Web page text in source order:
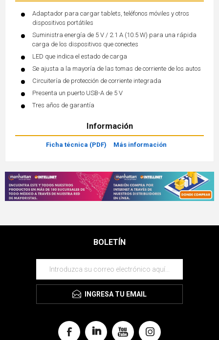
Adaptador para cargar tablets, teléfonos móviles y otros
dispositivos portátiles
Suministra energía de 5 V / 2.1 A (10.5 W) para una rápida
carga de los dispositivos que conectes
LED que indica el estado de carga
Se ajusta a la mayoría de las tomas de corriente de los autos
Circuitería de protección de corriente integrada
Presenta un puerto USB-A de 5 V
Tres años de garantía
Información
Ficha técnica (PDF) Más información
BOLETÍN
INGRESA TU EMAIL